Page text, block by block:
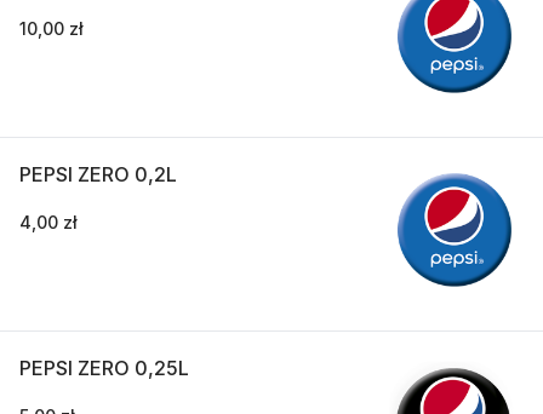
10,00 zł
PEPSI ZERO 0,2L
4,00 zł
PEPSI ZERO 0,25L